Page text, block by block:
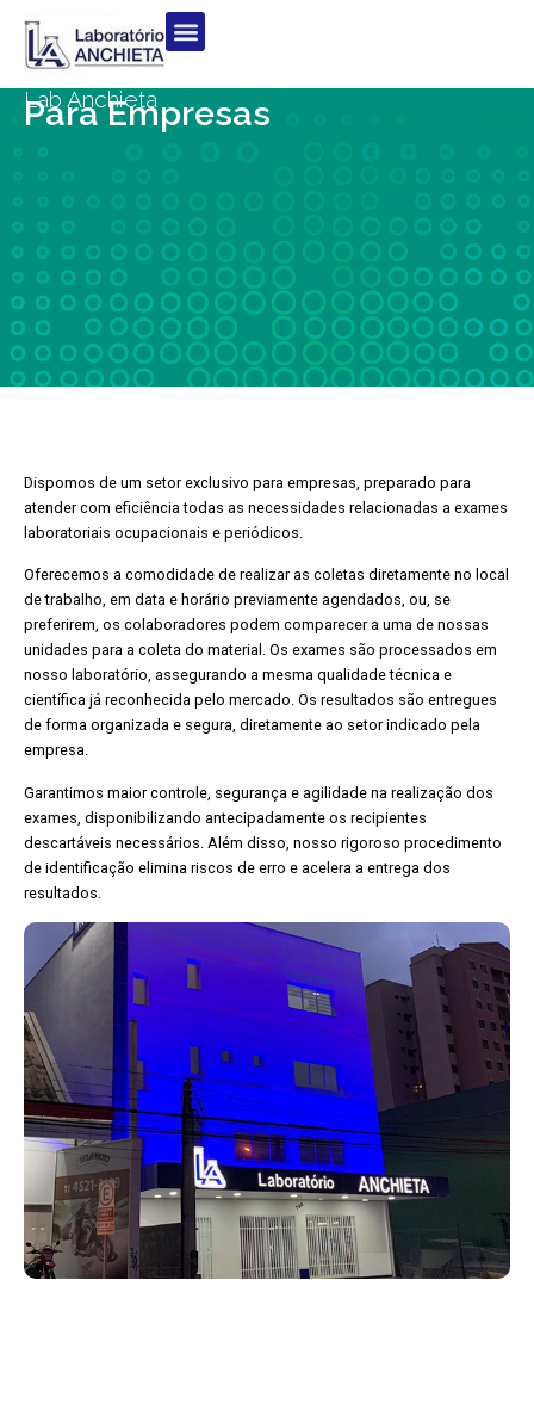
Lab Anchieta
Para Empresas
Dispomos de um setor exclusivo para empresas, preparado para
atender com eficiência todas as necessidades relacionadas a exames
laboratoriais ocupacionais e periódicos.
Oferecemos a comodidade de realizar as coletas diretamente no local
de trabalho, em data e horário previamente agendados, ou, se
preferirem, os colaboradores podem comparecer a uma de nossas
unidades para a coleta do material. Os exames são processados em
nosso laboratório, assegurando a mesma qualidade técnica e
científica já reconhecida pelo mercado. Os resultados são entregues
de forma organizada e segura, diretamente ao setor indicado pela
empresa.
Garantimos maior controle, segurança e agilidade na realização dos
exames, disponibilizando antecipadamente os recipientes
descartáveis necessários. Além disso, nosso rigoroso procedimento
de identificação elimina riscos de erro e acelera a entrega dos
resultados.